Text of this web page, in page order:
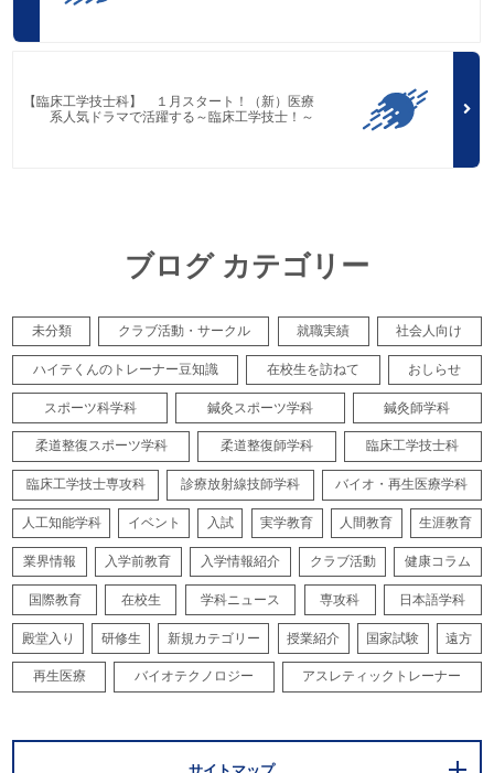
【臨床工学技士科】 １月スタート！（新）医療
系人気ドラマで活躍する～臨床工学技士！～
ブログ カテゴリー
未分類 クラブ活動・サークル 就職実績 社会人向け
ハイテくんのトレーナー豆知識 在校生を訪ねて おしらせ
スポーツ科学科 鍼灸スポーツ学科 鍼灸師学科
柔道整復スポーツ学科 柔道整復師学科 臨床工学技士科
臨床工学技士専攻科 診療放射線技師学科 バイオ・再生医療学科
人工知能学科 イベント 入試 実学教育 人間教育 生涯教育
業界情報 入学前教育 入学情報紹介 クラブ活動 健康コラム
国際教育 在校生 学科ニュース 専攻科 日本語学科
殿堂入り 研修生 新規カテゴリー 授業紹介 国家試験 遠方
再生医療 バイオテクノロジー アスレティックトレーナー